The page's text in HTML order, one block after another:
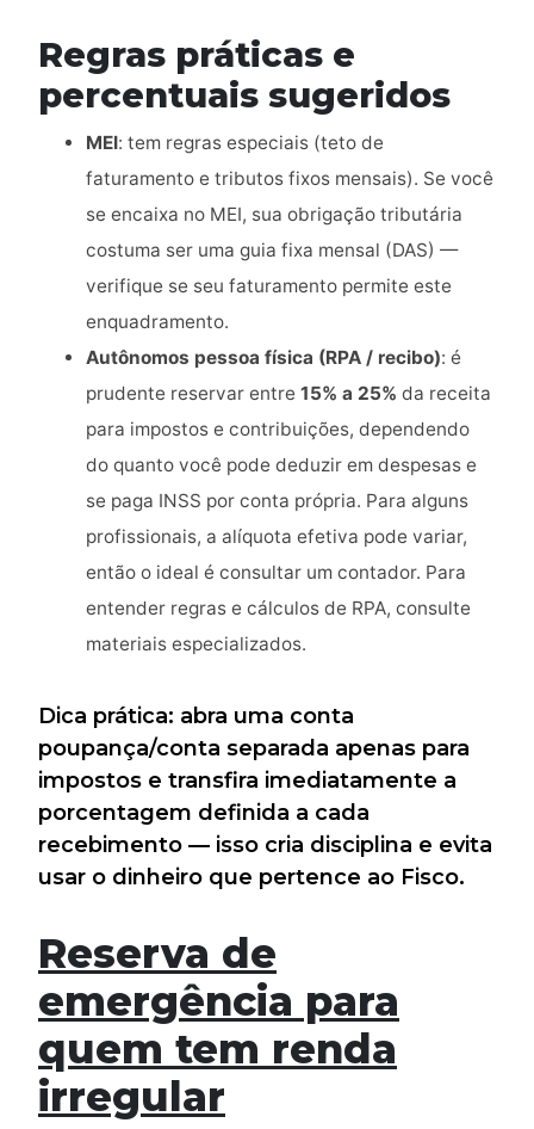
Regras práticas e
percentuais sugeridos
MEI: tem regras especiais (teto de
faturamento e tributos fixos mensais). Se você
se encaixa no MEI, sua obrigação tributária
costuma ser uma guia fixa mensal (DAS) —
verifique se seu faturamento permite este
enquadramento.
Autônomos pessoa física (RPA / recibo): é
prudente reservar entre 15% a 25% da receita
para impostos e contribuições, dependendo
do quanto você pode deduzir em despesas e
se paga INSS por conta própria. Para alguns
profissionais, a alíquota efetiva pode variar,
então o ideal é consultar um contador. Para
entender regras e cálculos de RPA, consulte
materiais especializados.
Dica prática: abra uma conta
poupança/conta separada apenas para
impostos e transfira imediatamente a
porcentagem definida a cada
recebimento — isso cria disciplina e evita
usar o dinheiro que pertence ao Fisco.
Reserva de
emergência para
quem tem renda
irregular